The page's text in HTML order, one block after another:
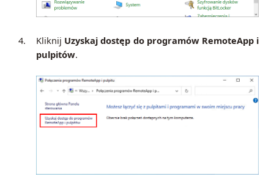
4. Kliknij Uzyskaj dostęp do programów RemoteApp i
pulpitów.